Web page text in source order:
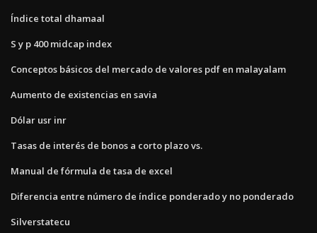
Índice total dhamaal
S y p 400 midcap index
Conceptos básicos del mercado de valores pdf en malayalam
Aumento de existencias en savia
Dólar usr inr
Tasas de interés de bonos a corto plazo vs.
Manual de fórmula de tasa de excel
Diferencia entre número de índice ponderado y no ponderado
Silverstatecu